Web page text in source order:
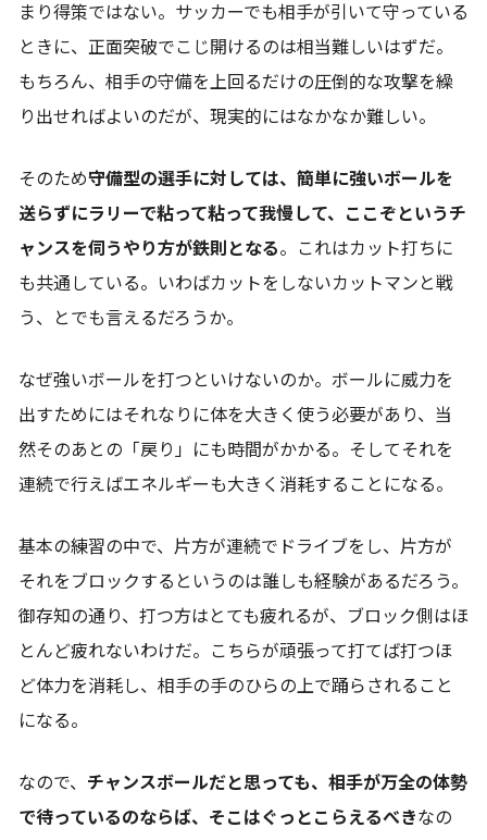
まり得策ではない。サッカーでも相手が引いて守っている
ときに、正面突破でこじ開けるのは相当難しいはずだ。
もちろん、相手の守備を上回るだけの圧倒的な攻撃を繰
り出せればよいのだが、現実的にはなかなか難しい。
そのため守備型の選手に対しては、簡単に強いボールを
送らずにラリーで粘って粘って我慢して、ここぞというチ
ャンスを伺うやり方が鉄則となる。これはカット打ちに
も共通している。いわばカットをしないカットマンと戦
う、とでも言えるだろうか。
なぜ強いボールを打つといけないのか。ボールに威力を
出すためにはそれなりに体を大きく使う必要があり、当
然そのあとの「戻り」にも時間がかかる。そしてそれを
連続で行えばエネルギーも大きく消耗することになる。
基本の練習の中で、片方が連続でドライブをし、片方が
それをブロックするというのは誰しも経験があるだろう。
御存知の通り、打つ方はとても疲れるが、ブロック側はほ
とんど疲れないわけだ。こちらが頑張って打てば打つほ
ど体力を消耗し、相手の手のひらの上で踊らされること
になる。
なので、 チャンスボールだと思っても、相手が万全の体勢
で待っているのならば、そこはぐっとこらえるべきなの